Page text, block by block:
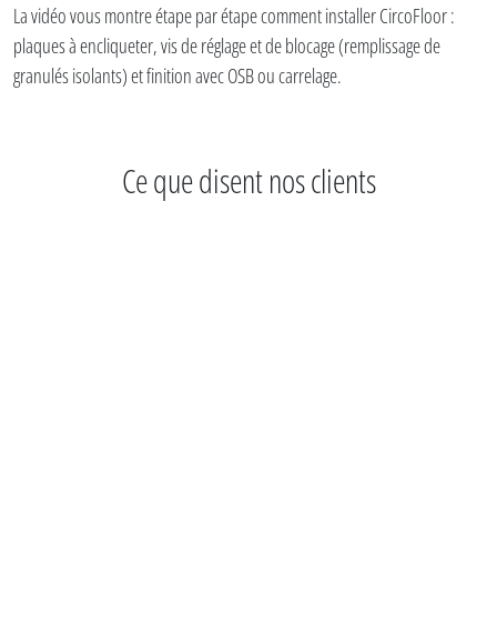
La vidéo vous montre étape par étape comment installer CircoFloor :
plaques à encliqueter, vis de réglage et de blocage (remplissage de
granulés isolants) et finition avec OSB ou carrelage.
Ce que disent nos clients